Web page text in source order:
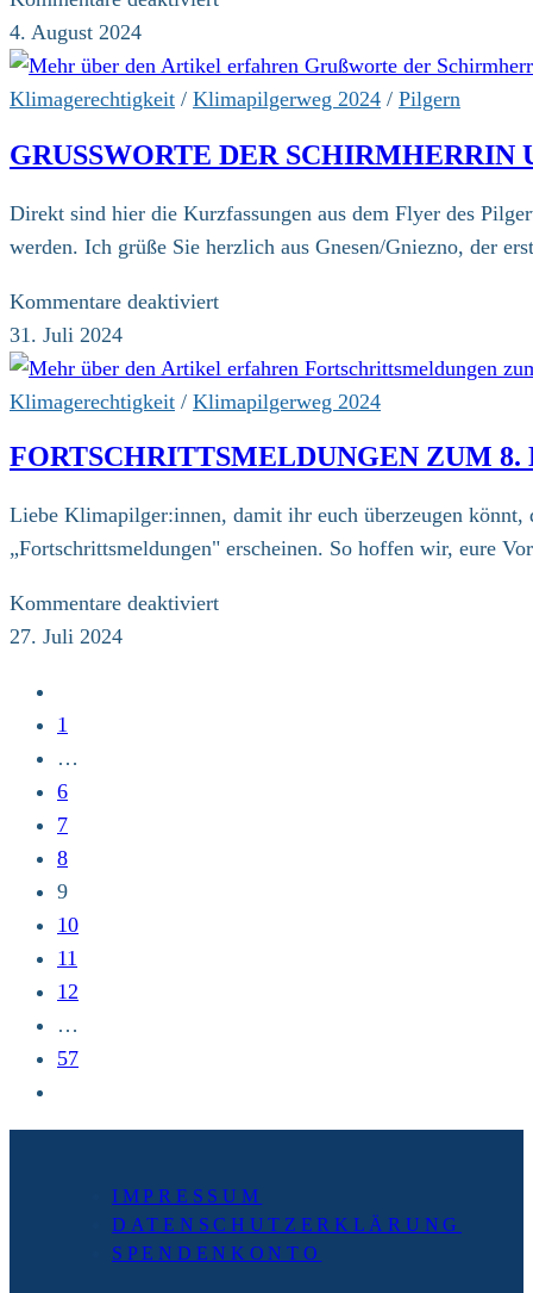
Die
historische
Polens
4. August 2024
Klimagerechtigkeit / Klimapilgerweg 2024 / Pilgern
GRUSSWORTE DER
Direkt sind hier die Kurzfassungen aus dem Flyer des
werden. Ich grüße Sie herzlich aus Gnesen/Gniezno, der
Kommentare deaktiviertfür
der
Schirmherrin
Schirmherren
8.
Pilgerweg
31. Juli 2024
Klimagerechtigkeit / Klimapilgerweg 2024
FORTSCHRITTSMELDUNGEN ZUM
Liebe Klimapilger:innen, damit ihr euch überzeugen
„Fortschrittsmeldungen" erscheinen. So hoffen wir, eure
Kommentare deaktiviertfür
27. Juli 2024
vorherigen
Seite
1
…
6
7
8
9
10
11
12
…
57
nächsten
IMPRESSUM
DATENSCHUTZERKLÄRUNG
SPENDENKONTO